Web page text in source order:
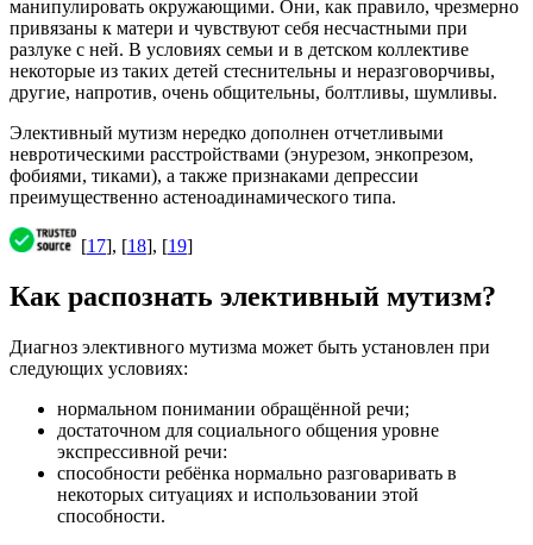
манипулировать окружающими. Они, как правило, чрезмерно
привязаны к матери и чувствуют себя несчастными при
разлуке с ней. В условиях семьи и в детском коллективе
некоторые из таких детей стеснительны и неразговорчивы,
другие, напротив, очень общительны, болтливы, шумливы.
Элективный мутизм нередко дополнен отчетливыми
невротическими расстройствами (энурезом, энкопрезом,
фобиями, тиками), а также признаками депрессии
преимущественно астеноадинамического типа.
[17], [18], [19]
Как распознать элективный мутизм?
Диагноз элективного мутизма может быть установлен при
следующих условиях:
нормальном понимании обращённой речи;
достаточном для социального общения уровне
экспрессивной речи:
способности ребёнка нормально разговаривать в
некоторых ситуациях и использовании этой
способности.